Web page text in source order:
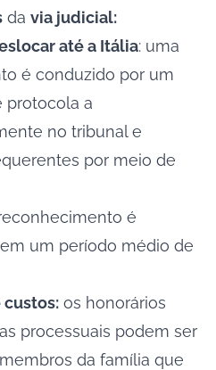
da via judicial:
até a Itália: uma
é conduzido por um
protocola a
no tribunal e
por meio de
é
um período médio de
os honorários
processuais podem ser
da família que